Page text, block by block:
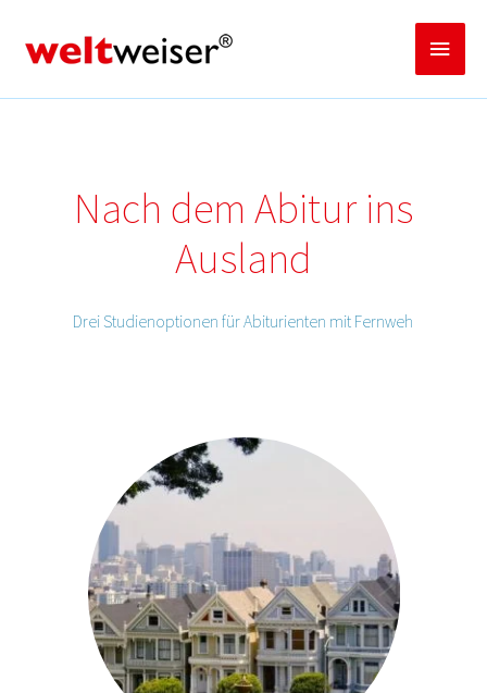
springen
Nach dem Abitur ins
Ausland
Drei Studienoptionen für Abiturienten mit Fernweh